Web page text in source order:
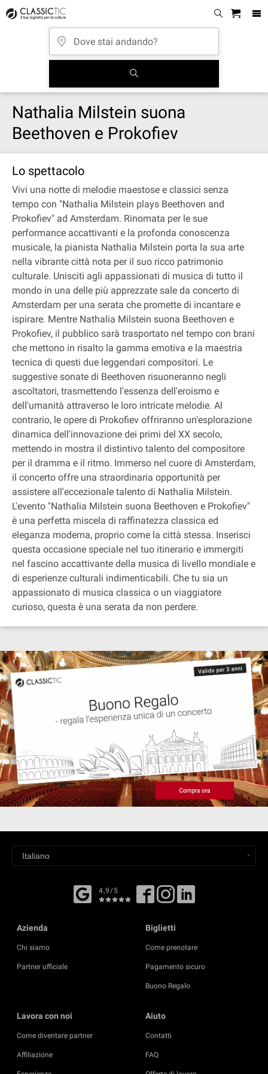
Nathalia Milstein suona
Beethoven e Prokofiev
Lo spettacolo
Vivi una notte di melodie maestose e classici senza
tempo con "Nathalia Milstein plays Beethoven and
Prokofiev" ad Amsterdam. Rinomata per le sue
performance accattivanti e la profonda conoscenza
musicale, la pianista Nathalia Milstein porta la sua arte
nella vibrante città nota per il suo ricco patrimonio
culturale. Unisciti agli appassionati di musica di tutto il
mondo in una delle più apprezzate sale da concerto di
Amsterdam per una serata che promette di incantare e
ispirare. Mentre Nathalia Milstein suona Beethoven e
Prokofiev, il pubblico sarà trasportato nel tempo con brani
che mettono in risalto la gamma emotiva e la maestria
tecnica di questi due leggendari compositori. Le
suggestive sonate di Beethoven risuoneranno negli
ascoltatori, trasmettendo l'essenza dell'eroismo e
dell'umanità attraverso le loro intricate melodie. Al
contrario, le opere di Prokofiev offriranno un'esplorazione
dinamica dell'innovazione dei primi del XX secolo,
mettendo in mostra il distintivo talento del compositore
per il dramma e il ritmo. Immerso nel cuore di Amsterdam,
il concerto offre una straordinaria opportunità per
assistere all'eccezionale talento di Nathalia Milstein.
L'evento "Nathalia Milstein suona Beethoven e Prokofiev"
è una perfetta miscela di raffinatezza classica ed
eleganza moderna, proprio come la città stessa. Inserisci
questa occasione speciale nel tuo itinerario e immergiti
nel fascino accattivante della musica di livello mondiale e
di esperienze culturali indimenticabili. Che tu sia un
appassionato di musica classica o un viaggiatore
curioso, questa è una serata da non perdere.
4,9/5
Azienda
Chi siamo
Partner ufficiale
Biglietti
Come prenotare
Pagamento sicuro
Buono Regalo
Lavora con noi
Come diventare partner
Affiliazione
Aiuto
Contatti
FAQ